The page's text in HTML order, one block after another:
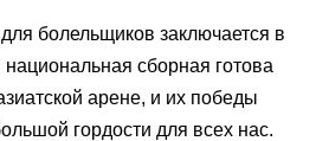
болельщиков заключается в
сборная готова
арене, и их победы
гордости для всех нас.